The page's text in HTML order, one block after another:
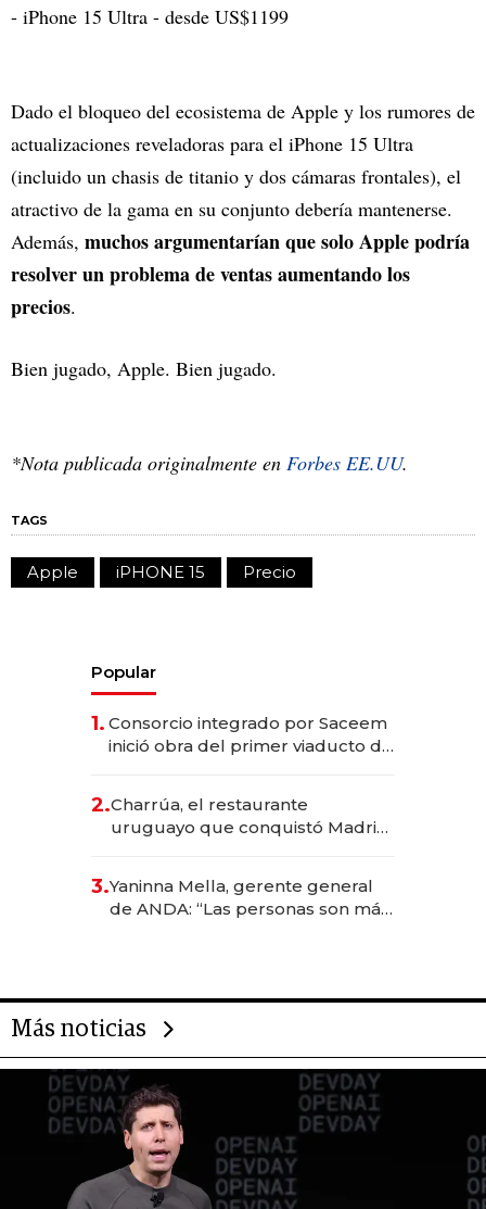
- iPhone 15 Ultra - desde US$1199
Dado el bloqueo del ecosistema de Apple y los rumores de
actualizaciones reveladoras para el iPhone 15 Ultra
(incluido un chasis de titanio y dos cámaras frontales), el
atractivo de la gama en su conjunto debería mantenerse.
Además, muchos argumentarían que solo Apple podría
resolver un problema de ventas aumentando los
precios.
Bien jugado, Apple. Bien jugado.
*Nota publicada originalmente en Forbes EE.UU.
TAGS
Apple iPHONE 15 Precio
Popular
1. Consorcio integrado por Saceem
inició obra del primer viaducto de
millones
2.Charrúa, el restaurante
uruguayo que conquistó Madrid:
anticipación y prepara apertura
3.Yaninna Mella, gerente general
de ANDA: “Las personas son más
Más noticias